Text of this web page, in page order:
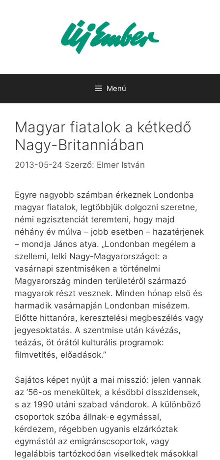
Menü
Magyar fiatalok a kétkedő
Nagy-Britanniában
2013-05-24 Szerző: Elmer István
Egyre nagyobb számban érkeznek Londonba
magyar fiatalok, legtöbbjük dolgozni szeretne,
némi egzisztenciát teremteni, hogy majd
néhány év múlva – jobb esetben – hazatérjenek
– mondja János atya. „Londonban megélem a
szellemi, lelki Nagy-Magyarországot: a
vasárnapi szentmiséken a történelmi
Magyarország minden területéről származó
magyarok részt vesznek. Minden hónap első és
harmadik vasárnapján Londonban misézem.
Előtte hittanóra, keresztelési megbeszélés vagy
jegyesoktatás. A szentmise után kávézás,
teázás, öt órától kulturális programok:
filmvetítés, előadások.”
Sajátos képet nyújt a mai misszió: jelen vannak
az ’56-os menekültek, a későbbi disszidensek,
s az 1990 utáni szabad vándorok. A különböző
csoportok szóba állnak-e egymással,
kérdezem, régebben ugyanis elzárkóztak
egymástól az emigránscsoportok, vagy
legalábbis tartózkodóan viselkedtek másokkal